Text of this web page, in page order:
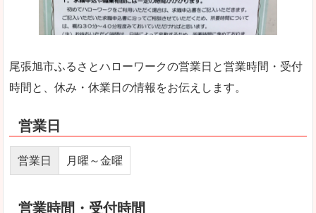
尾張旭市ふるさとハローワークの営業日と営業時間・受付
時間と、休み・休業日の情報をお伝えします。
営業日
営業日 月曜～金曜
営業時間・受付時間